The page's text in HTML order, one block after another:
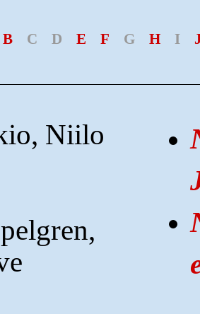
B C D E F G H I
Niilo